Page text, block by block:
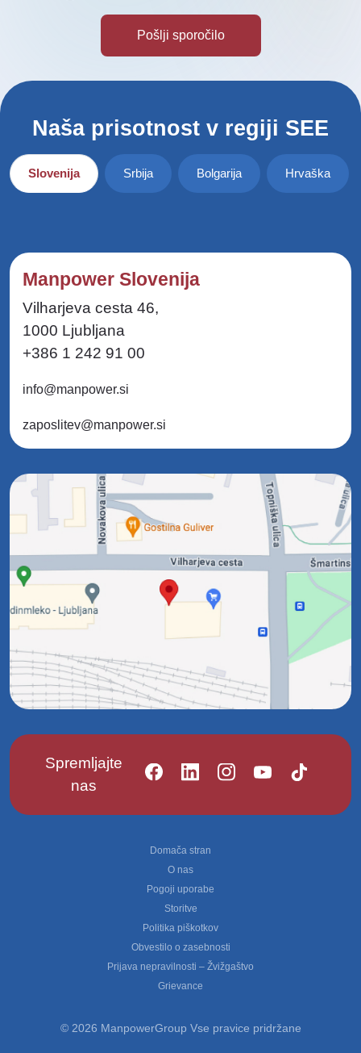
Naša prisotnost v regiji SEE
Slovenija Srbija Bolgarija Hrvaška
Manpower Slovenija
Vilharjeva cesta 46,
1000 Ljubljana
+386 1 242 91 00
info@manpower.si
zaposlitev@manpower.si
Spremljajte
nas
Domača stran
O nas
Pogoji uporabe
Storitve
Politika piškotkov
Obvestilo o zasebnosti
Prijava nepravilnosti – Žvižgaštvo
Grievance
© 2026 ManpowerGroup Vse pravice pridržane